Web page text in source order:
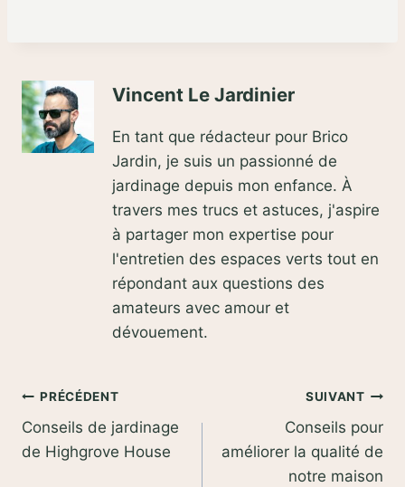
Vincent Le Jardinier
En tant que rédacteur pour Brico
Jardin, je suis un passionné de
jardinage depuis mon enfance. À
travers mes trucs et astuces, j'aspire
à partager mon expertise pour
l'entretien des espaces verts tout en
répondant aux questions des
amateurs avec amour et
dévouement.
Navigation
de
PRÉCÉDENT
Conseils de jardinage
de Highgrove House
SUIVANT
Conseils pour
améliorer la qualité de
notre maison